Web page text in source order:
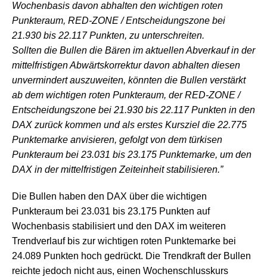
Wochenbasis davon abhalten den wichtigen roten
Punkteraum, RED-ZONE / Entscheidungszone bei
21.930 bis 22.117 Punkten, zu unterschreiten.
Sollten die Bullen die Bären im aktuellen Abverkauf in der
mittelfristigen Abwärtskorrektur davon abhalten diesen
unvermindert auszuweiten, könnten die Bullen verstärkt
ab dem wichtigen roten Punkteraum, der RED-ZONE /
Entscheidungszone bei 21.930 bis 22.117 Punkten in den
DAX zurück kommen und als erstes Kursziel die 22.775
Punktemarke anvisieren, gefolgt von dem türkisen
Punkteraum bei 23.031 bis 23.175 Punktemarke, um den
DAX in der mittelfristigen Zeiteinheit stabilisieren.”
Die Bullen haben den DAX über die wichtigen
Punkteraum bei 23.031 bis 23.175 Punkten auf
Wochenbasis stabilisiert und den DAX im weiteren
Trendverlauf bis zur wichtigen roten Punktemarke bei
24.089 Punkten hoch gedrückt. Die Trendkraft der Bullen
reichte jedoch nicht aus, einen Wochenschlusskurs